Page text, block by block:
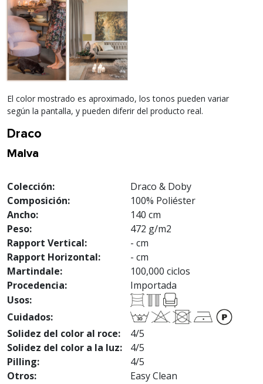
El color mostrado es aproximado, los tonos pueden variar
según la pantalla, y pueden diferir del producto real.
Draco
Malva
Colección:
Draco & Doby
Composición:
100% Poliéster
Ancho:
140 cm
Peso:
472 g/m2
Rapport Vertical:
- cm
Rapport Horizontal:
- cm
Martindale:
100,000 ciclos
Procedencia:
Importada
Usos:
Cuidados:
Solidez del color al roce:
4/5
Solidez del color a la luz:
4/5
Pilling:
4/5
Otros:
Easy Clean